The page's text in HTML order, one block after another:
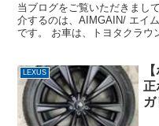
当ブログをご覧いただきまし
介するのは、AIMGAIN/ エイ
です。 お車は、トヨタクラウ
LEXUS
正